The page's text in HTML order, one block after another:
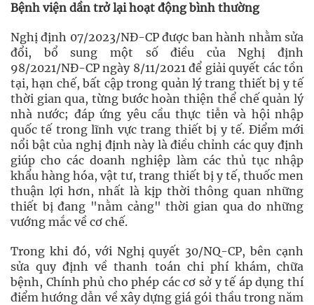
Bệnh viện dần trở lại hoạt động bình thường
Nghị định 07/2023/NÐ-CP được ban hành nhằm sửa
đổi, bổ sung một số điều của Nghị định
98/2021/NÐ-CP ngày 8/11/2021 để giải quyết các tồn
tại, hạn chế, bất cập trong quản lý trang thiết bị y tế
thời gian qua, từng bước hoàn thiện thể chế quản lý
nhà nước; đáp ứng yêu cầu thực tiễn và hội nhập
quốc tế trong lĩnh vực trang thiết bị y tế. Ðiểm mới
nổi bật của nghị định này là điều chỉnh các quy định
giúp cho các doanh nghiệp làm các thủ tục nhập
khẩu hàng hóa, vật tư, trang thiết bị y tế, thuốc men
thuận lợi hơn, nhất là kịp thời thông quan những
thiết bị đang "nằm cảng" thời gian qua do những
vướng mắc về cơ chế.
Trong khi đó, với Nghị quyết 30/NQ-CP, bên cạnh
sửa quy định về thanh toán chi phí khám, chữa
bệnh, Chính phủ cho phép các cơ sở y tế áp dụng thí
điểm hướng dẫn về xây dựng giá gói thầu trong năm